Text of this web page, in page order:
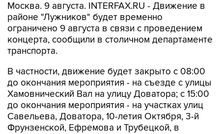
Москва. 9 августа. INTERFAX.RU - Движение в
районе "Лужников" будет временно
ограничено 9 августа в связи с проведением
концерта, сообщили в столичном департаменте
транспорта.
В частности, движение будет закрыто с 08:00
до окончания мероприятия - на съезде с улицы
Хамовнический Вал на улицу Доватора; с 15:00
до окончания мероприятия - на участках улиц
Савельева, Доватора, 10-летия Октября, 3-й
Фрунзенской, Ефремова и Трубецкой, в